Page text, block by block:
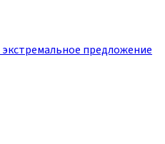
предложение